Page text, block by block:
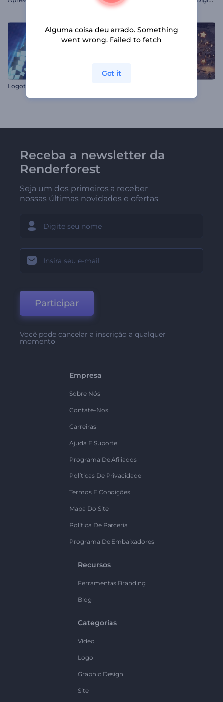
Receba a newsletter da
Renderforest
Seja um dos primeiros a receber
nossas últimas novidades e ofertas
Participar
Você pode cancelar a inscrição a qualquer
momento
Empresa
Sobre Nós
Contate-Nos
Carreiras
Ajuda E Suporte
Programa De Afiliados
Políticas De Privacidade
Termos E Condições
Mapa Do Site
Política De Parceria
Programa De Embaixadores
Recursos
Ferramentas Branding
Blog
Categorias
Vídeo
Logo
Graphic Design
Site
Alguma coisa deu errado. Something
went wrong. Failed to fetch
Got it